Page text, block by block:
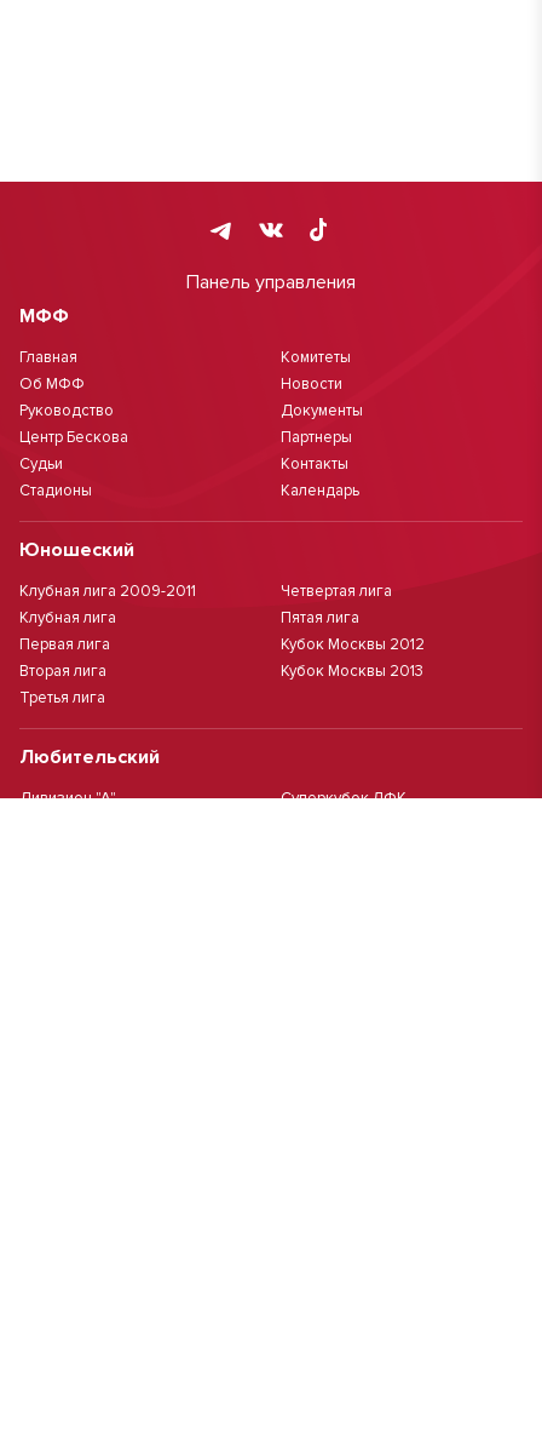
Панель управления
МФФ
Главная
Об МФФ
Руководство
Центр Бескова
Судьи
Стадионы
Комитеты
Новости
Документы
Партнеры
Контакты
Календарь
Юношеский
Клубная лига 2009-2011
Клубная лига
Первая лига
Вторая лига
Третья лига
Четвертая лига
Пятая лига
Кубок Москвы 2012
Кубок Москвы 2013
Любительский
Дивизион "А"
Суперкубок ЛФК